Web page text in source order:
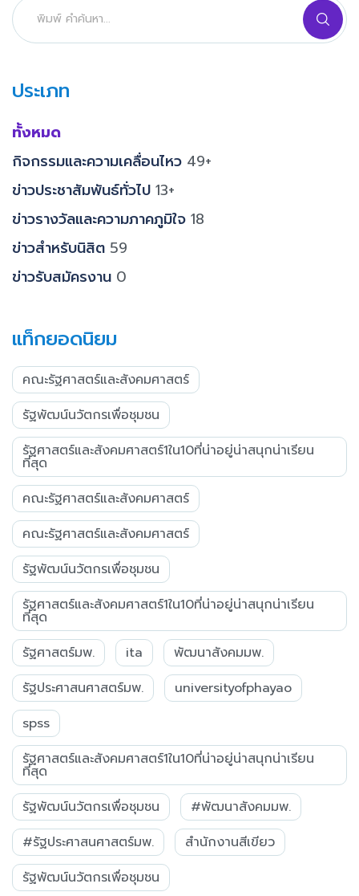
ประเภท
ทั้งหมด
กิจกรรมและความเคลื่อนไหว 49+
ข่าวประชาสัมพันธ์ทั่วไป 13+
ข่าวรางวัลและความภาคภูมิใจ 18
ข่าวสำหรับนิสิต 59
ข่าวรับสมัครงาน 0
แท็กยอดนิยม
คณะรัฐศาสตร์และสังคมศาสตร์
รัฐพัฒน์นวัตกรเพื่อชุมชน
รัฐศาสตร์และสังคมศาสตร์1ใน10ที่น่าอยู่น่าสนุกน่าเรียน
ที่สุด
คณะรัฐศาสตร์และสังคมศาสตร์
คณะรัฐศาสตร์และสังคมศาสตร์
รัฐพัฒน์นวัตกรเพื่อชุมชน
รัฐศาสตร์และสังคมศาสตร์1ใน10ที่น่าอยู่น่าสนุกน่าเรียน
ที่สุด
รัฐศาสตร์มพ.
ita
พัฒนาสังคมมพ.
รัฐประศาสนศาสตร์มพ.
universityofphayao
spss
รัฐศาสตร์และสังคมศาสตร์1ใน10ที่น่าอยู่น่าสนุกน่าเรียน
ที่สุด
รัฐพัฒน์นวัตกรเพื่อชุมชน
#พัฒนาสังคมมพ.
#รัฐประศาสนศาสตร์มพ.
สำนักงานสีเขียว
รัฐพัฒน์นวัตกรเพื่อชุมชน